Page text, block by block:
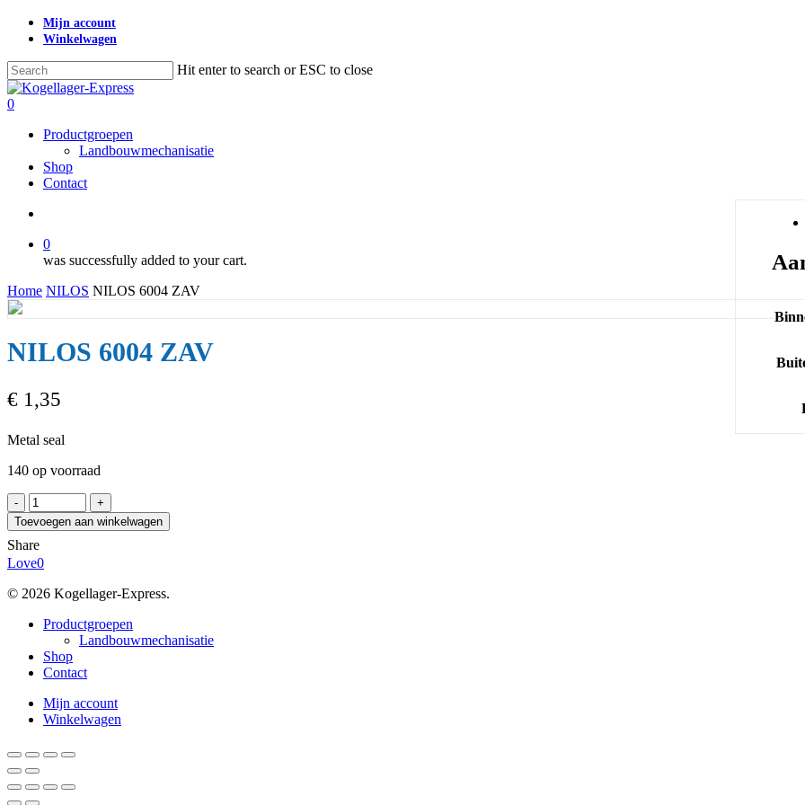
Skip
content
Mijn account
Winkelwagen
Hit enter to search or ESC to close
Close
Search
search
0
Productgroepen
Landbouwmechanisatie
Shop
Contact
0
was successfully added to your cart.
Home NILOS NILOS 6004 ZAV
NILOS 6004 ZAV
€ 1,35
Metal seal
140 op voorraad
NILOS
6004
ZAV
aantal
Toevoegen aan winkelwagen
Share
Love0
© 2026 Kogellager-Express.
Close
Productgroepen
Landbouwmechanisatie
Shop
Contact
Mijn account
Winkelwagen